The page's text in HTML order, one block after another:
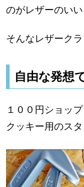
のがレザーのいい
そんなレザーク
自由な発想
１００円ショッ
クッキー用のス